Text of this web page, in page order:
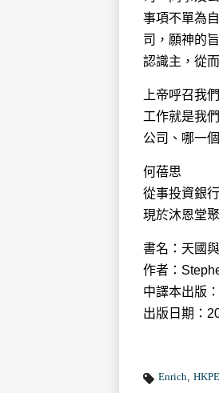
事項不單為
司，願神的
認識主，從
上帝呼召我
工作就是我
公司、哪一
何蓓思
從事投資銀
現於沐恩堂
書名：天國
作者：
中譯本出版
出版日期：
Enrich,